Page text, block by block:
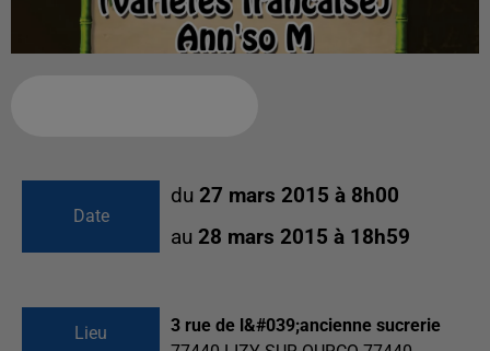
Date
du 27 mars 2015 à 8h00
au 28 mars 2015 à 18h59
Lieu
3 rue de l&#039;ancienne sucrerie